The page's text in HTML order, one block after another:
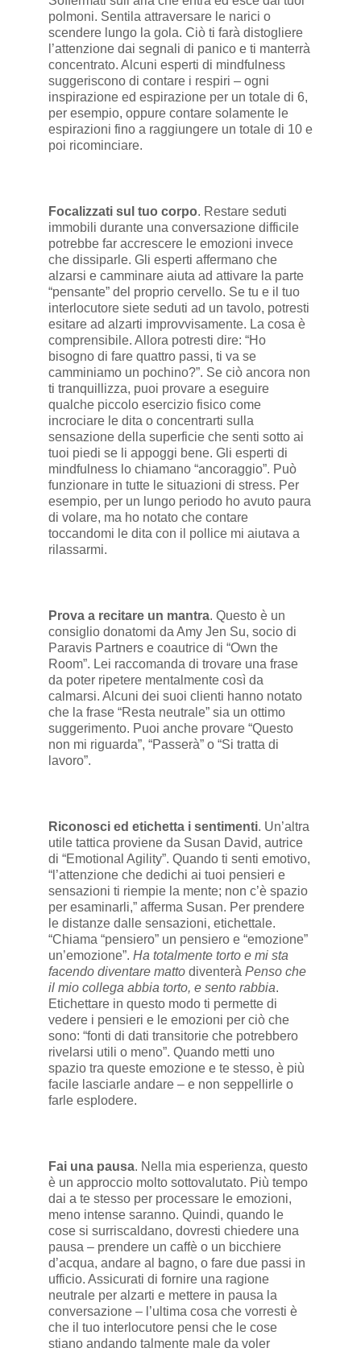
polmoni. Sentila attraversare le narici o
scendere lungo la gola. Ciò ti farà distogliere
l’attenzione dai segnali di panico e ti manterrà
concentrato. Alcuni esperti di mindfulness
suggeriscono di contare i respiri – ogni
inspirazione ed espirazione per un totale di 6,
per esempio, oppure contare solamente le
espirazioni fino a raggiungere un totale di 10 e
poi ricominciare.
Focalizzati sul tuo corpo. Restare seduti
immobili durante una conversazione difficile
potrebbe far accrescere le emozioni invece
che dissiparle. Gli esperti affermano che
alzarsi e camminare aiuta ad attivare la parte
“pensante” del proprio cervello. Se tu e il tuo
interlocutore siete seduti ad un tavolo, potresti
esitare ad alzarti improvvisamente. La cosa è
comprensibile. Allora potresti dire: “Ho
bisogno di fare quattro passi, ti va se
camminiamo un pochino?”. Se ciò ancora non
ti tranquillizza, puoi provare a eseguire
qualche piccolo esercizio fisico come
incrociare le dita o concentrarti sulla
sensazione della superficie che senti sotto ai
tuoi piedi se li appoggi bene. Gli esperti di
mindfulness lo chiamano “ancoraggio”. Può
funzionare in tutte le situazioni di stress. Per
esempio, per un lungo periodo ho avuto paura
di volare, ma ho notato che contare
toccandomi le dita con il pollice mi aiutava a
rilassarmi.
Prova a recitare un mantra. Questo è un
consiglio donatomi da Amy Jen Su, socio di
Paravis Partners e coautrice di “Own the
Room”. Lei raccomanda di trovare una frase
da poter ripetere mentalmente così da
calmarsi. Alcuni dei suoi clienti hanno notato
che la frase “Resta neutrale” sia un ottimo
suggerimento. Puoi anche provare “Questo
non mi riguarda”, “Passerà” o “Si tratta di
lavoro”.
Riconosci ed etichetta i sentimenti. Un’altra
utile tattica proviene da Susan David, autrice
di “Emotional Agility”. Quando ti senti emotivo,
“l’attenzione che dedichi ai tuoi pensieri e
sensazioni ti riempie la mente; non c’è spazio
per esaminarli,” afferma Susan. Per prendere
le distanze dalle sensazioni, etichettale.
“Chiama “pensiero” un pensiero e “emozione”
un’emozione”. Ha totalmente torto e mi sta
facendo diventare matto diventerà Penso che
il mio collega abbia torto, e sento rabbia.
Etichettare in questo modo ti permette di
vedere i pensieri e le emozioni per ciò che
sono: “fonti di dati transitorie che potrebbero
rivelarsi utili o meno”. Quando metti uno
spazio tra queste emozione e te stesso, è più
facile lasciarle andare – e non seppellirle o
farle esplodere.
Fai una pausa. Nella mia esperienza, questo
è un approccio molto sottovalutato. Più tempo
dai a te stesso per processare le emozioni,
meno intense saranno. Quindi, quando le
cose si surriscaldano, dovresti chiedere una
pausa – prendere un caffè o un bicchiere
d’acqua, andare al bagno, o fare due passi in
ufficio. Assicurati di fornire una ragione
neutrale per alzarti e mettere in pausa la
conversazione – l’ultima cosa che vorresti è
che il tuo interlocutore pensi che le cose
stiano andando talmente male da voler